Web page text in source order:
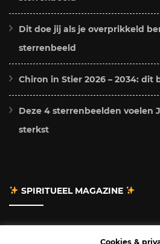
Dit doe jij als je overprikkeld
sterrenbeeld
Chiron in Stier 2026 – 2034:
Deze 4 sterrenbeelden voelen
sterkst
SPIRITUEEL MAGAZINE
Cookies &